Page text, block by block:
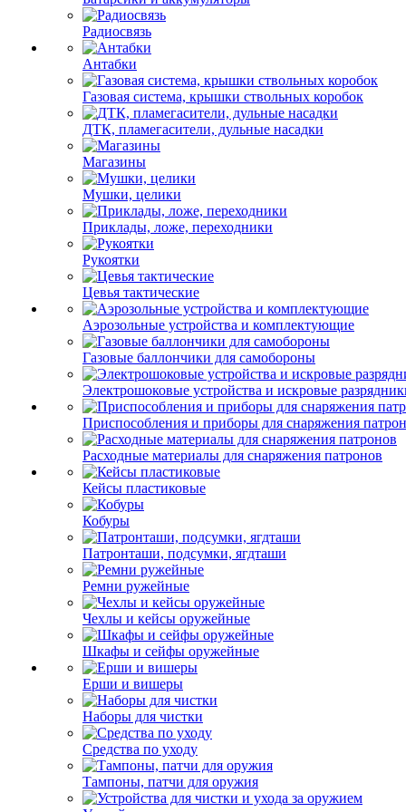
Радиосвязь
Антабки
Газовая система, крышки ствольных коробок
ДТК, пламегасители, дульные насадки
Магазины
Мушки, целики
Приклады, ложе, переходники
Рукоятки
Цевья тактические
Аэрозольные устройства и комплектующие
Газовые баллончики для самобороны
Электрошоковые устройства и искровые
Приспособления и приборы для снаряжения
Расходные материалы для снаряжения патронов
Кейсы пластиковые
Кобуры
Патронташи, подсумки, ягдташи
Ремни ружейные
Чехлы и кейсы оружейные
Шкафы и сейфы оружейные
Ерши и вишеры
Наборы для чистки
Средства по уходу
Тампоны, патчи для оружия